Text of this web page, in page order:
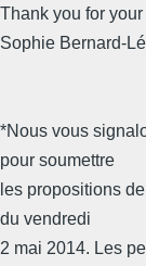
Thank you for
Sophie Bernard-
*Nous vous
pour soumettre
les propositions
du vendredi
2 mai 2014. Les